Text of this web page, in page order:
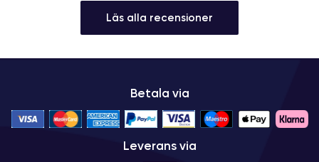
Läs alla recensioner
Betala via
Leverans via